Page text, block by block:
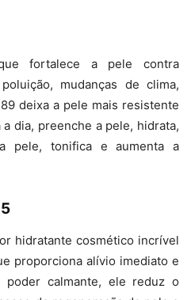
fortalece a pele contra
mudanças de clima,
deixa a pele mais resistente
dia, preenche a pele, hidrata,
pele, tonifica e aumenta a
hidratante cosmético incrível
proporciona alívio imediato e
poder calmante, ele reduz o